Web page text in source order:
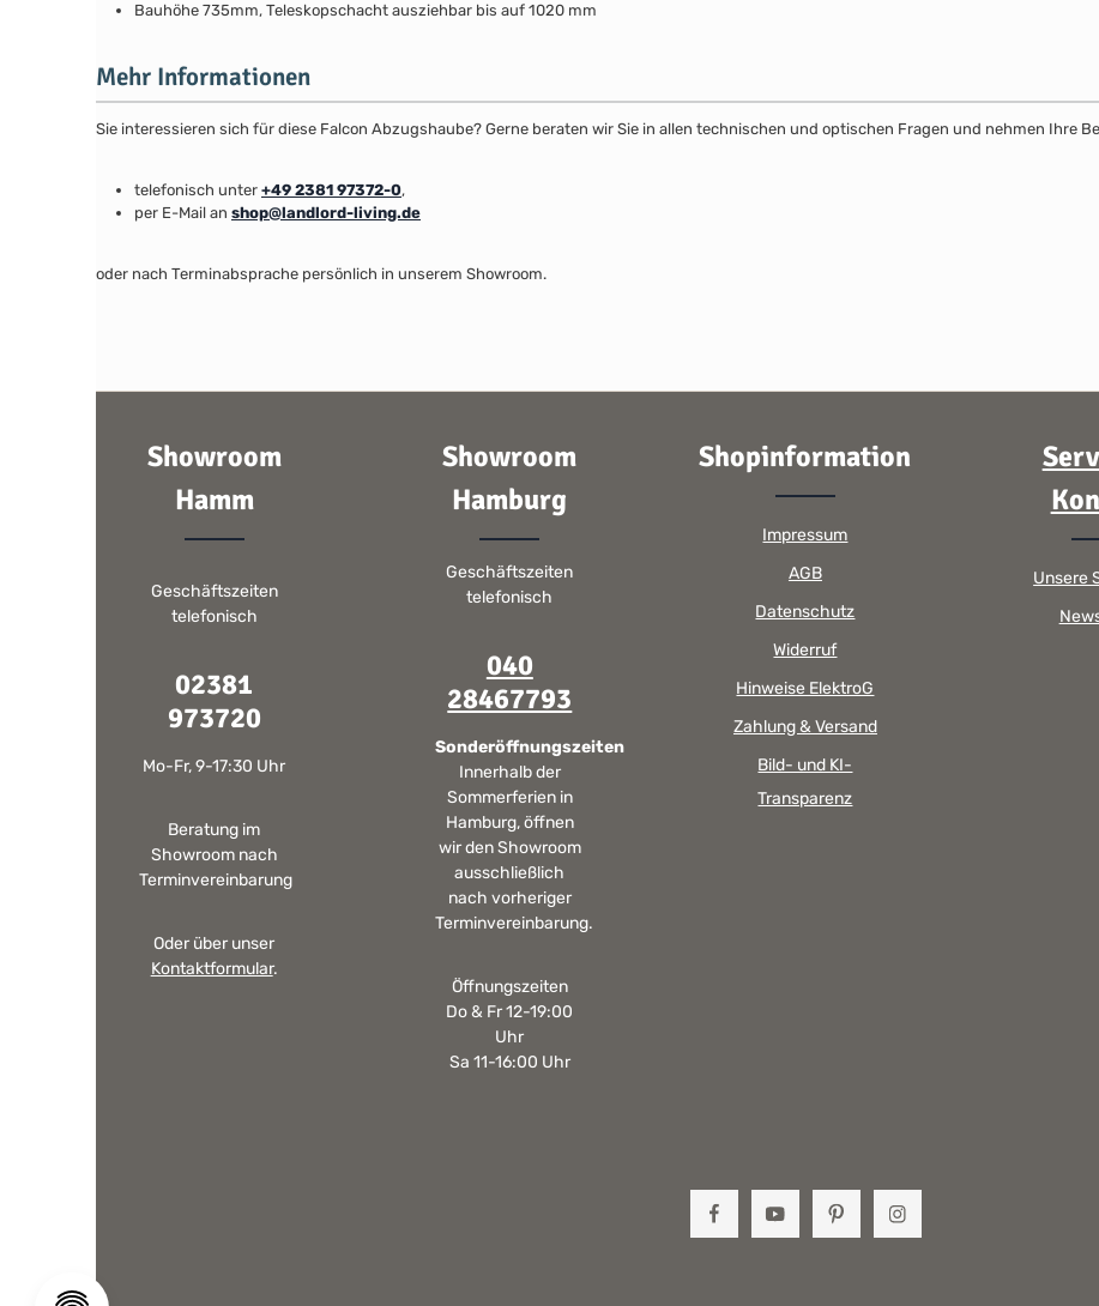
Bauhöhe 735mm, Teleskopschacht ausziehbar bis auf 1020 mm
Mehr Informationen
Sie interessieren sich für diese Falcon Abzugshaube? Gerne beraten wir Sie in allen technischen und optischen Fragen und nehmen Ihre
telefonisch unter +49 2381 97372-0,
per E-Mail an shop@landlord-living.de
oder nach Terminabsprache persönlich in unserem Showroom.
Showroom
Hamm
Geschäftszeiten
telefonisch
02381
973720
Mo-Fr, 9-17:30 Uhr
Beratung im
Showroom nach
Terminvereinbarung
Oder über unser
Kontaktformular.
Showroom
Hamburg
Geschäftszeiten
telefonisch
040
28467793
Sonderöffnungszeiten
Innerhalb der
Sommerferien in
Hamburg, öffnen
wir den Showroom
ausschließlich
nach vorheriger
Terminvereinbarung.
Öffnungszeiten
Do & Fr 12-19:00
Uhr
Sa 11-16:00 Uhr
Shopinformation
Impressum
AGB
Datenschutz
Widerruf
Hinweise ElektroG
Zahlung & Versand
Bild- und KI-
Transparenz
Unsere